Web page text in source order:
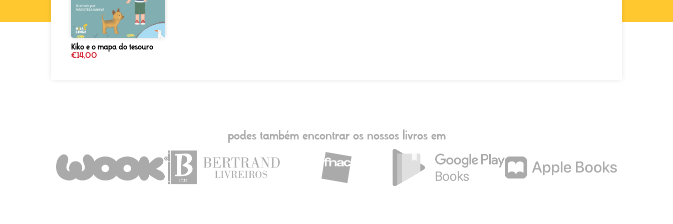
Kiko e o mapa do tesouro
€14,00
podes também encontrar os nossos livros em